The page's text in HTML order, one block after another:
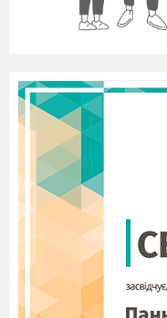
ієрархічної схеми,
сторінок.
В текстовому
різних Заголовків
документа. При
автоматично
перейти на
документа.
Таблиці
інформації.
рядки, стовпці, рамки